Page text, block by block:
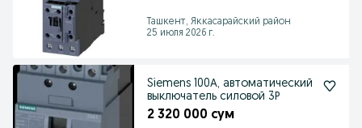
Ташкент, Яккасарайский район
25 июля 2026 г.
Siemens 100А, автоматический
выключатель силовой 3Р
2 320 000 сум